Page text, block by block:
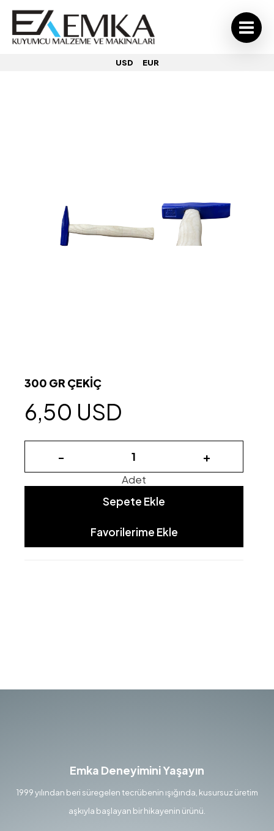
USD EUR
300 GR ÇEKİÇ
6,50 USD
- +
Adet
Sepete Ekle
Favorilerime Ekle
Emka Deneyimini Yaşayın
1999 yılından beri süregelen tecrübenin ışığında, kusursuz üretim
aşkıyla başlayan bir hikayenin ürünü.